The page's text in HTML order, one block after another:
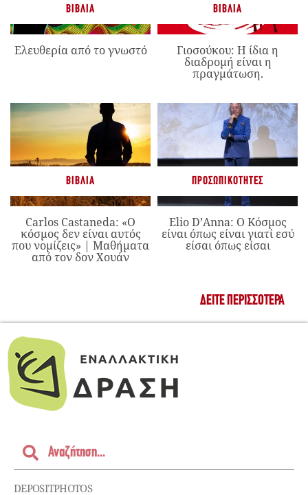
ΒΙΒΛΊΑ
Ελευθερία από το γνωστό
ΒΙΒΛΊΑ
Γιοσούκου: Η ίδια η
διαδρομή είναι η
πραγμάτωση.
ΒΙΒΛΊΑ
Carlos Castaneda: «Ο
κόσμος δεν είναι αυτός
που νομίζεις» | Μαθήματα
από τον δον Χουάν
ΠΡΟΣΩΠΙΚΌΤΗΤΕΣ
Elio D’Anna: Ο Κόσμος
είναι όπως είναι γιατί εσύ
είσαι όπως είσαι
ΔΕΊΤΕ ΠΕΡΙΣΣΌΤΕΡΑ
DEPOSITPHOTOS